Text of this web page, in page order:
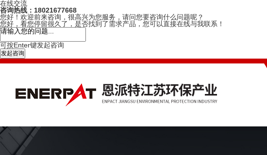
在线交流
咨询热线：18021677668
您好！欢迎前来咨询，很高兴为您服务，请问您要咨询什么问题呢？
您好，看您停留很久了，是否找到了需求产品，您可以直接在线与我联系！
可按Enter键发起咨询
发起咨询